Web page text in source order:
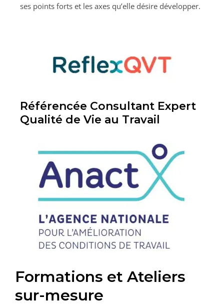
ses points forts et les axes qu’elle désire développer.
Référencée Consultant Expert
Qualité de Vie au Travail
Formations et Ateliers
sur-mesure